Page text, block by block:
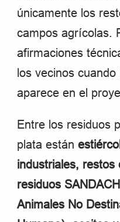
únicamente los
campos agrícolas.
afirmaciones
los vecinos cuando
aparece en el
Entre los residuos
plata están
industriales, restos
residuos
Animales No